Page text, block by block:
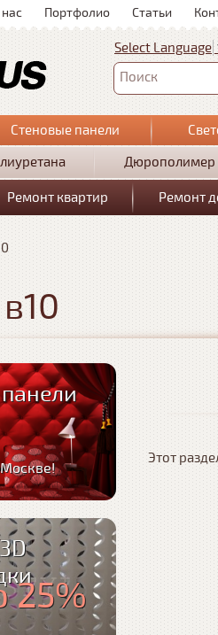
Портфолио Статьи
Select Language
Поиск
Стеновые панели
Дюрополимер
Ремонт квартир Ремонт
Этот
25%